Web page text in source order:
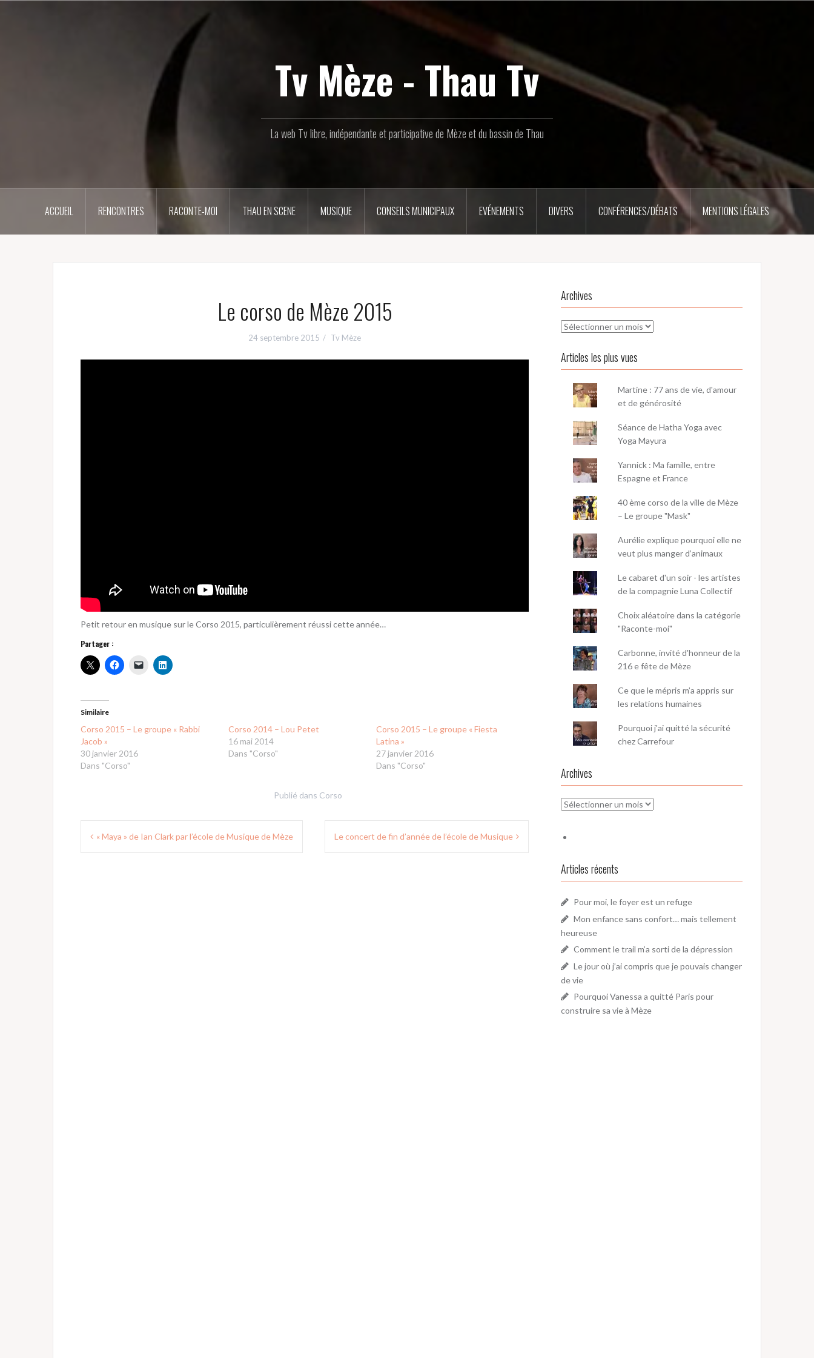
Tv Mèze - Thau Tv
La web Tv libre, indépendante et participative de Mèze et du bassin de Thau
ACCUEIL RENCONTRES RACONTE-MOI THAU EN SCENE MUSIQUE CONSEILS MUNICIPAUX EVÉNEMENTS DIVERS CONFÉRENCES/DÉBATS MENTIONS LÉGALES
Le corso de Mèze 2015
24 septembre 2015 Tv Mèze
Petit retour en musique sur le Corso 2015, particulièrement réussi cette année…
Partager :
Similaire
Corso 2015 – Le groupe « Rabbi
Jacob »
30 janvier 2016
Dans "Corso"
Corso 2014 – Lou Petet
16 mai 2014
Dans "Corso"
Corso 2015 – Le groupe « Fiesta
Latina »
27 janvier 2016
Dans "Corso"
Publié dans Corso
Navigation
« Maya » de Ian Clark par l’école de Musique de Mèze Le concert de fin d’année de l’école de Musique
Archives
Archives
Articles les plus vues
Martine : 77 ans de vie, d'amour
et de générosité
Séance de Hatha Yoga avec
Yoga Mayura
Yannick : Ma famille, entre
Espagne et France
40 ème corso de la ville de Mèze
– Le groupe "Mask"
Aurélie explique pourquoi elle ne
veut plus manger d’animaux
Le cabaret d'un soir - les artistes
de la compagnie Luna Collectif
Choix aléatoire dans la catégorie
"Raconte-moi"
Carbonne, invité d'honneur de la
216 e fête de Mèze
Ce que le mépris m’a appris sur
les relations humaines
Pourquoi j'ai quitté la sécurité
chez Carrefour
Archives
Archives
Articles récents
Pour moi, le foyer est un refuge
Mon enfance sans confort… mais tellement
heureuse
Comment le trail m’a sorti de la dépression
Le jour où j’ai compris que je pouvais changer
de vie
Pourquoi Vanessa a quitté Paris pour
construire sa vie à Mèze